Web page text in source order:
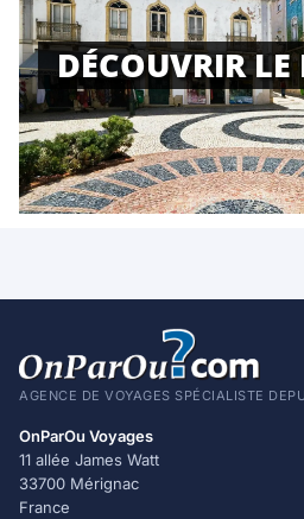
DÉCOUVRIR
AGENCE DE VOYAGES SPÉCIALISTE
OnParOu Voyages
11 allée James Watt
33700 Mérignac
France